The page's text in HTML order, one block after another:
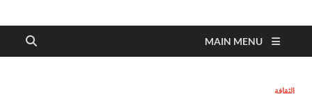
لايف نيوز
MAIN MENU
الثقافة